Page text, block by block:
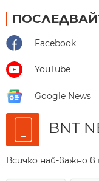
Facebook
YouTube
Google News
BNT
Всичко най-важно